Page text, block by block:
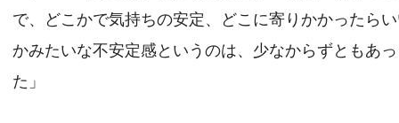
で、どこかで気持ちの安定、どこに寄りかかったら
かみたいな不安定感というのは、少なからずともあっ
た」